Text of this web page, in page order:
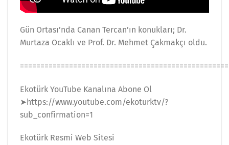
Gün Ortası’nda Canan Tercan’ın konukları; Dr.
Murtaza Ocaklı ve Prof. Dr. Mehmet Çakmakçı oldu.
Ekotürk YouTube Kanalına Abone Ol
➤https://www.youtube.com/ekoturktv/?
sub_confirmation=1
Ekotürk Resmi Web Sitesi